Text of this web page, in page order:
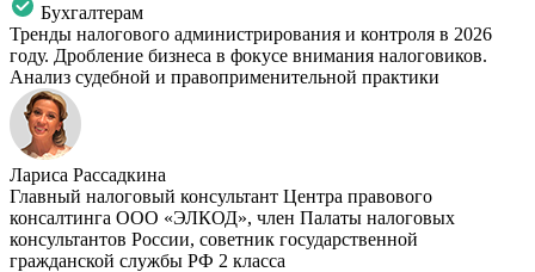
Бухгалтерам
Тренды налогового администрирования и контроля в 2026
году. Дробление бизнеса в фокусе внимания налоговиков.
Анализ судебной и правоприменительной практики
Лариса Рассадкина
Главный налоговый консультант Центра правового
консалтинга ООО «ЭЛКОД», член Палаты налоговых
консультантов России, советник государственной
гражданской службы РФ 2 класса